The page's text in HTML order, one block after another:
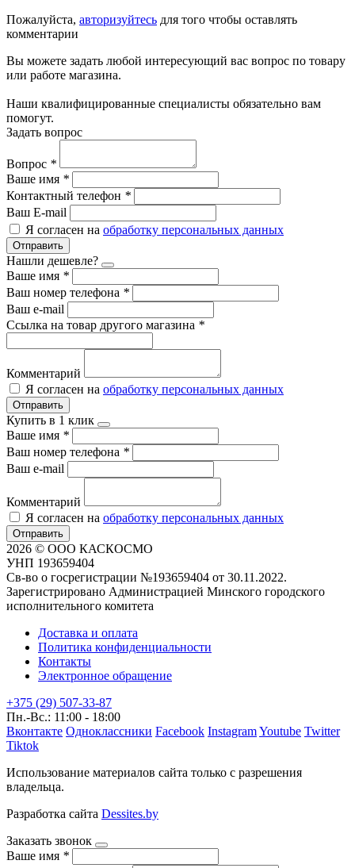
Пожалуйста, авторизуйтесь для того чтобы оставлять
комментарии
Вы можете задать любой интересующий вас вопрос по товару
или работе магазина.
Наши квалифицированные специалисты обязательно вам
помогут.
Задать вопрос
Вопрос *
Ваше имя *
Контактный телефон *
Ваш E-mail
Я согласен на обработку персональных данных
Отправить
Нашли дешевле?
Ваше имя *
Ваш номер телефона *
Ваш e-mail
Ссылка на товар другого магазина *
Комментарий
Я согласен на обработку персональных данных
Отправить
Купить в 1 клик
Ваше имя *
Ваш номер телефона *
Ваш e-mail
Комментарий
Я согласен на обработку персональных данных
Отправить
2026 © ООО КАСКОСМО
УНП 193659404
Св-во о госрегистрации №193659404 от 30.11.2022.
Зарегистрировано Администрацией Минского городского
исполнительного комитета
Доставка и оплата
Политика конфиденциальности
Контакты
Электронное обращение
+375 (29) 507-33-87
Пн.-Вс.: 11:00 - 18:00
Вконтакте Одноклассники Facebook InstagramYoutube Twitter
Tiktok
Использование материалов сайта только с разрешения
владельца.
Разработка сайта Dessites.by
Заказать звонок
Ваше имя *